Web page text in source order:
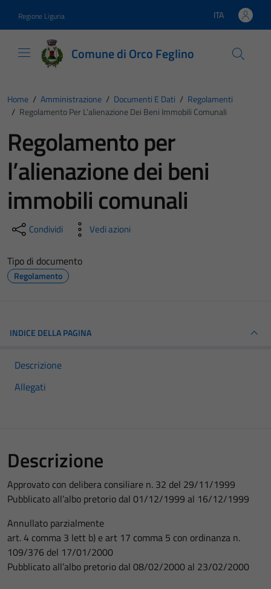
Regione Liguria Lingua attiva:
ITA
Comune di Orco Feglino
Home / Amministrazione / Documenti E Dati / Regolamenti
/ Regolamento Per L’alienazione Dei Beni Immobili Comunali
Regolamento per
l’alienazione dei beni
immobili comunali
Condividi Vedi azioni
Tipo di documento
Regolamento
INDICE DELLA PAGINA
Descrizione
Allegati
Descrizione
Approvato con delibera consiliare n. 32 del 29/11/1999
Pubblicato all’albo pretorio dal 01/12/1999 al 16/12/1999
Annullato parzialmente
art. 4 comma 3 lett b) e art 17 comma 5 con ordinanza n.
109/376 del 17/01/2000
Pubblicato all’albo pretorio dal 08/02/2000 al 23/02/2000